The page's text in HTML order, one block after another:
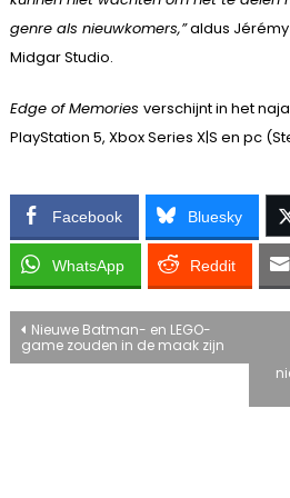
genre als nieuwkomers,”aldus Jérémy
Midgar Studio.
Edge of Memories verschijnt in het
PlayStation 5, Xbox Series X|S en pc
Facebook Bluesky
WhatsApp Reddit
Bericht
Nieuwe Batman- en LEGO-
game zouden in de maak zijn